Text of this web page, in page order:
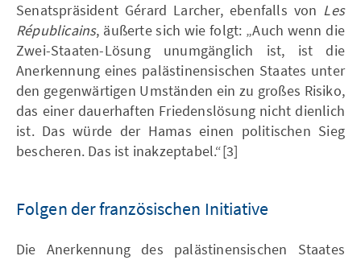
Senatspräsident Gérard Larcher, ebenfalls von Les
Républicains, äußerte sich wie folgt: „Auch wenn die
Zwei-Staaten-Lösung unumgänglich ist, ist die
Anerkennung eines palästinensischen Staates unter
den gegenwärtigen Umständen ein zu großes Risiko,
das einer dauerhaften Friedenslösung nicht dienlich
ist. Das würde der Hamas einen politischen Sieg
bescheren. Das ist inakzeptabel.“[3]
Folgen der französischen Initiative
Die Anerkennung des palästinensischen Staates